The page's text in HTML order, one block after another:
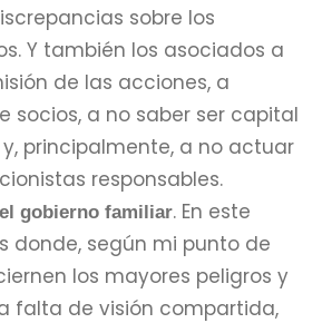
sobre los
Y también los asociados a
de las acciones, a
socios, a no saber ser capital
principalmente, a no actuar
responsables.
gobierno familiar. En este
donde, según mi punto de
los mayores peligros y
falta de visión compartida,